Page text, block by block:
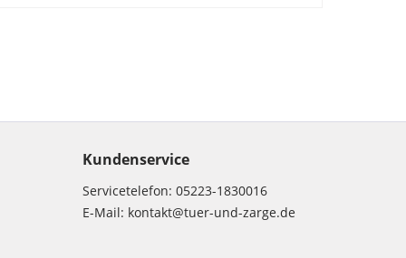
Kundenservice
Servicetelefon: 05223-1830016
E-Mail: kontakt@tuer-und-zarge.de